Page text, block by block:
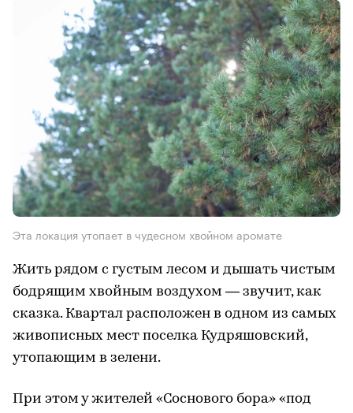
Эта локация утопает в чудесном хвойном аромате
Жить рядом с густым лесом и дышать чистым
бодрящим хвойным воздухом — звучит, как
сказка. Квартал расположен в одном из самых
живописных мест поселка Кудряшовский,
утопающим в зелени.
При этом у жителей «Соснового бора» «под